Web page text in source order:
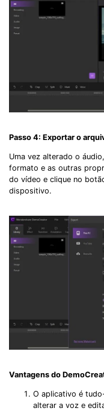
Passo 4: Exportar o
Uma vez alterado o
formato e as outras
do vídeo e clique no
dispositivo.
Vantagens do
O aplicativo é
alterar a voz e